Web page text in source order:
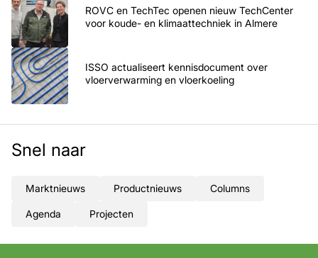
ROVC en TechTec openen nieuw TechCenter
voor koude- en klimaattechniek in Almere
ISSO actualiseert kennisdocument over
vloerverwarming en vloerkoeling
Snel naar
Marktnieuws Productnieuws Columns
Agenda Projecten